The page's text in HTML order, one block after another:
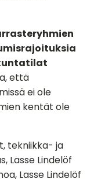
että
ei ole
kentät ole
tekniikka- ja
Lasse Lindelöf
Lasse Lindelöf